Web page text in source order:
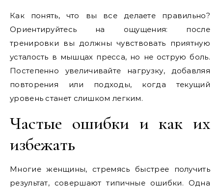
Как понять, что вы все делаете правильно?
Ориентируйтесь на ощущения: после
тренировки вы должны чувствовать приятную
усталость в мышцах пресса, но не острую боль.
Постепенно увеличивайте нагрузку, добавляя
повторения или подходы, когда текущий
уровень станет слишком легким.
Частые ошибки и как их
избежать
Многие женщины, стремясь быстрее получить
результат, совершают типичные ошибки. Одна